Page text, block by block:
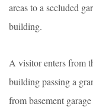
areas to a secluded
building.
A visitor enters from
building passing a
from basement